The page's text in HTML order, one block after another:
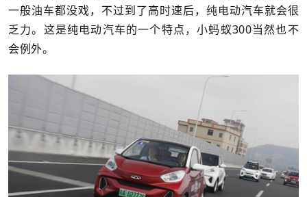
一般油车都没戏， 不过到了高时速后，纯电动汽车就会很
乏力。 这是纯电动汽车的一个特点，小蚂蚁300当然也不
会例外。